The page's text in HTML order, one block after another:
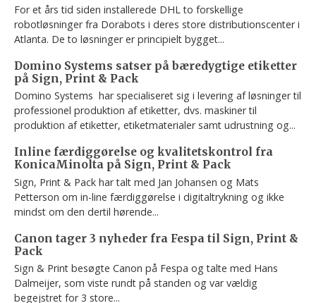
For et års tid siden installerede DHL to forskellige
robotløsninger fra Dorabots i deres store distributionscenter i
Atlanta. De to løsninger er principielt bygget...
Domino Systems satser på bæredygtige etiketter
på Sign, Print & Pack
Domino Systems har specialiseret sig i levering af løsninger til
professionel produktion af etiketter, dvs. maskiner til
produktion af etiketter, etiketmaterialer samt udrustning og...
Inline færdiggørelse og kvalitetskontrol fra
KonicaMinolta på Sign, Print & Pack
Sign, Print & Pack har talt med Jan Johansen og Mats
Petterson om in-line færdiggørelse i digitaltrykning og ikke
mindst om den dertil hørende...
Canon tager 3 nyheder fra Fespa til Sign, Print &
Pack
Sign & Print besøgte Canon på Fespa og talte med Hans
Dalmeijer, som viste rundt på standen og var vældig
begejstret for 3 store...